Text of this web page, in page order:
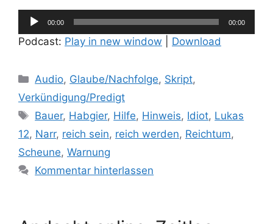
Audio-
Player
00:00 00:00
Podcast: Play in new window Download
Kategorien
Audio, Glaube/Nachfolge, Skript,
Verkündigung/Predigt
Schlagwörter
Bauer, Habgier, Hilfe, Hinweis, Idiot, Lukas
12, Narr, reich sein, reich werden, Reichtum,
Scheune, Warnung
Kommentar hinterlassen